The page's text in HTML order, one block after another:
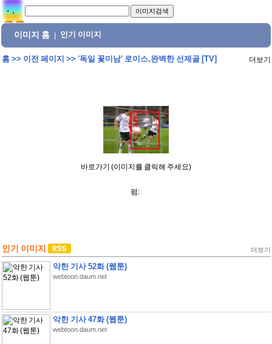
이미지 홈 인기 이미지
홈>> 이전 페이지 >> '독일 꽃미남' 로이스,완벽한 선제골 [TV] 더보기
바로가기 (이미지를 클릭해 주세요)
펌:
인기 이미지 더보기
악한 기사 52화 (웹툰)
webtoon.daum.net
악한 기사 47화 (웹툰)
webtoon.daum.net